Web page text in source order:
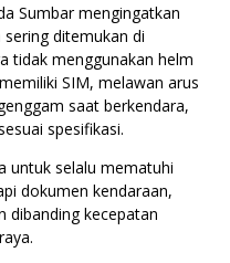
Sumbar mengingatkan
ditemukan di
tidak menggunakan helm
SIM, melawan arus
saat berkendara,
spesifikasi.
untuk selalu mematuhi
dokumen kendaraan,
dibanding kecepatan